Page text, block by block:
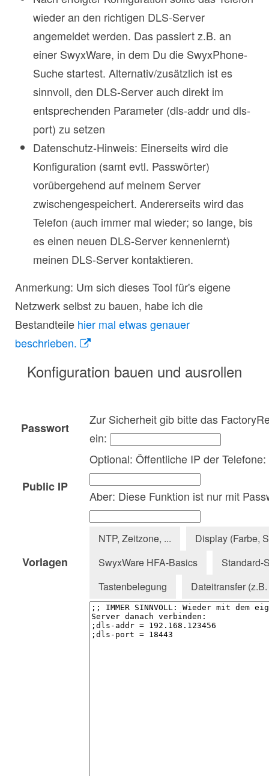
wieder an den richtigen DLS-Server
angemeldet werden. Das passiert z.B. an
einer SwyxWare, in dem Du die SwyxPhone-
Suche startest. Alternativ/zusätzlich ist es
sinnvoll, den DLS-Server auch direkt im
entsprechenden Parameter (dls-addr und dls-
port) zu setzen
Datenschutz-Hinweis: Einerseits wird die
Konfiguration (samt evtl. Passwörter)
vorübergehend auf meinem Server
zwischengespeichert. Andererseits wird das
Telefon (auch immer mal wieder; so lange, bis
es einen neuen DLS-Server kennenlernt)
meinen DLS-Server kontaktieren.
Anmerkung: Um sich dieses Tool für's eigene
Netzwerk selbst zu bauen, habe ich die
Bestandteile hier mal etwas genauer
beschrieben.
Konfiguration bauen und ausrollen
Passwort
Zur Sicherheit gib bitte das
ein:
Public IP
Optional: Öffentliche IP der Telefone:
Aber: Diese Funktion ist nur mit
Vorlagen